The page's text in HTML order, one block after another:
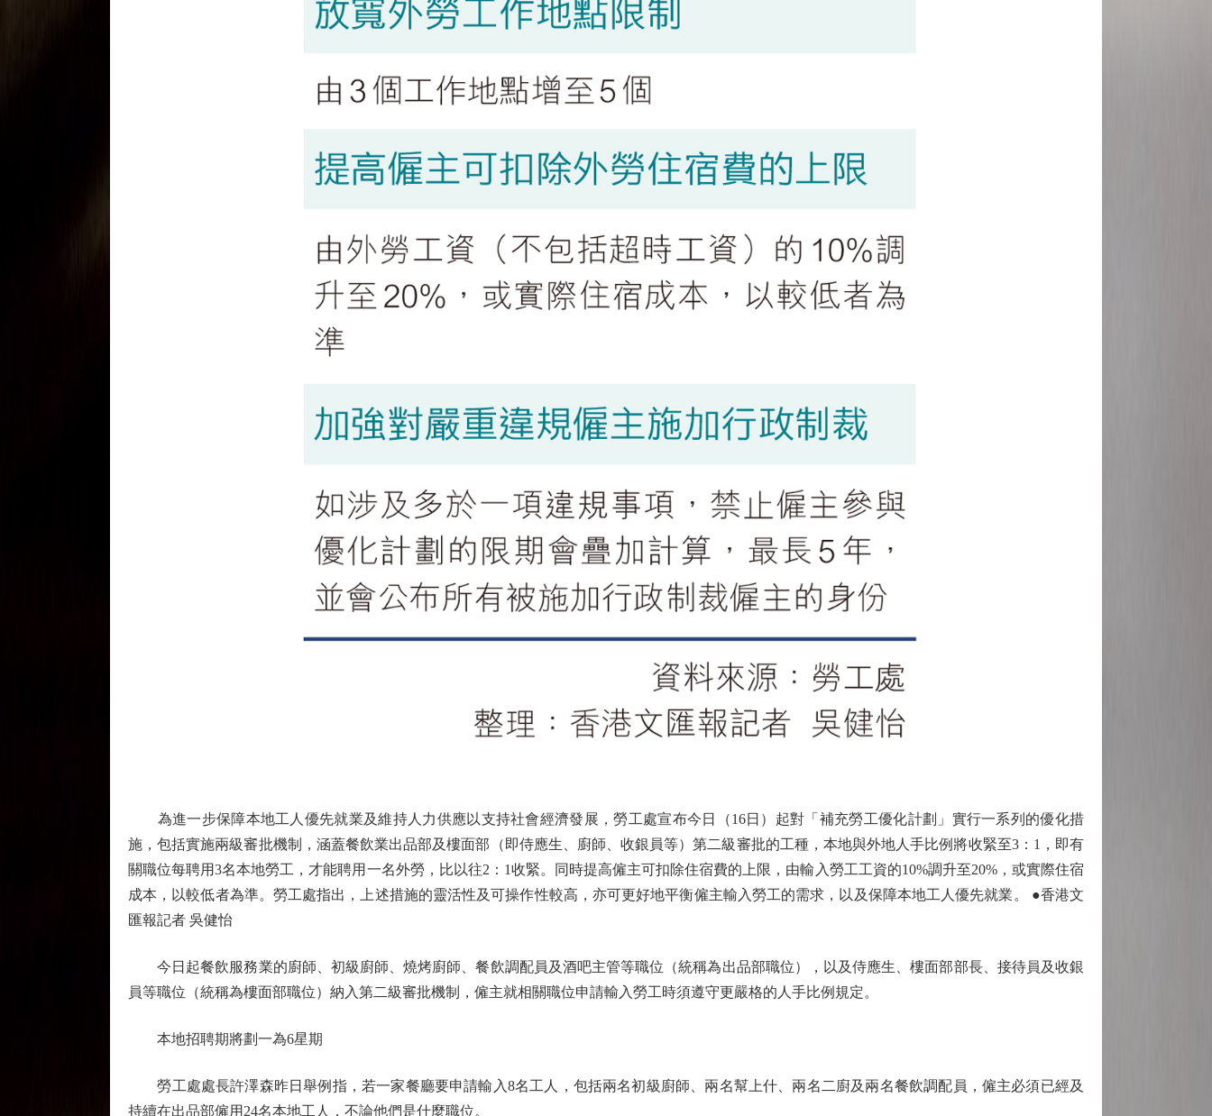
為進一步保障本地工人優先就業及維持人力供應以支持社會經濟發展，勞工處宣布今日（16日）起對「補充勞工優化計劃」實行一系列的優化措
施，包括實施兩級審批機制，涵蓋餐飲業出品部及樓面部（即侍應生、廚師、收銀員等）第二級審批的工種，本地與外地人手比例將收緊至3：1，即有
關職位每聘用3名本地勞工，才能聘用一名外勞，比以往2：1收緊。同時提高僱主可扣除住宿費的上限，由輸入勞工工資的10%調升至20%，或實際住宿
成本，以較低者為準。勞工處指出，上述措施的靈活性及可操作性較高，亦可更好地平衡僱主輸入勞工的需求，以及保障本地工人優先就業。 ●香港文
匯報記者 吳健怡
今日起餐飲服務業的廚師、初級廚師、燒烤廚師、餐飲調配員及酒吧主管等職位（統稱為出品部職位），以及侍應生、樓面部部長、接待員及收銀
員等職位（統稱為樓面部職位）納入第二級審批機制，僱主就相關職位申請輸入勞工時須遵守更嚴格的人手比例規定。
本地招聘期將劃一為6星期
勞工處處長許澤森昨日舉例指，若一家餐廳要申請輸入8名工人，包括兩名初級廚師、兩名幫上什、兩名二廚及兩名餐飲調配員，僱主必須已經及
持續在出品部僱用24名本地工人，不論他們是什麼職位。